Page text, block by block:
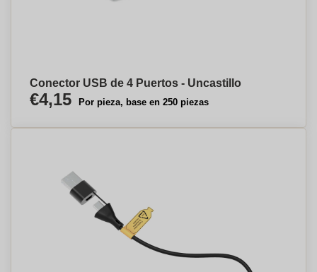
Conector USB de 4 Puertos - Uncastillo
€4,15 Por pieza, base en 250 piezas